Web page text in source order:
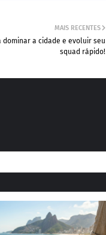
MAIS RECENTES
dominar a cidade e evoluir seu
squad rápido!